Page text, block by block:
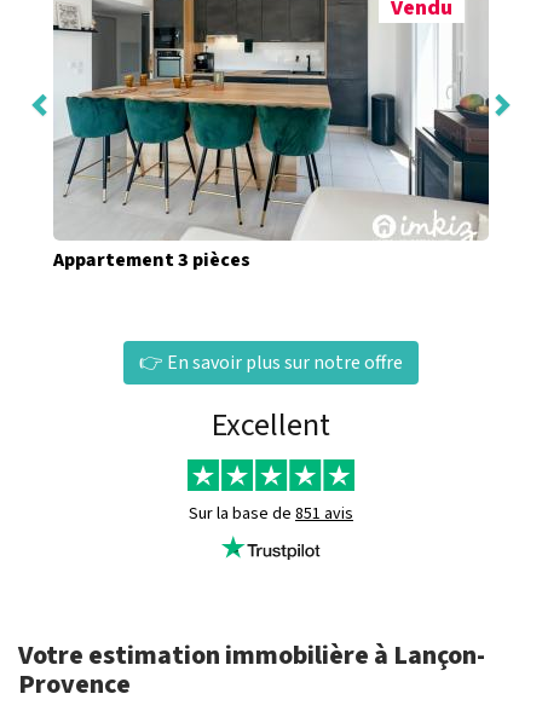
Vendu
Appartement 3 pièces
👉 En savoir plus sur notre offre
Excellent
Sur la base de 851 avis
Votre estimation immobilière à Lançon-
Provence